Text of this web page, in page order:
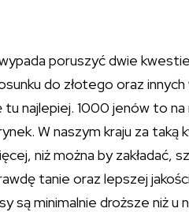
poruszyć dwie
do złotego oraz
najlepiej. 1000 jenów to na
W naszym kraju za
niż można by zakładać,
tanie oraz lepszej
są minimalnie droższe niż